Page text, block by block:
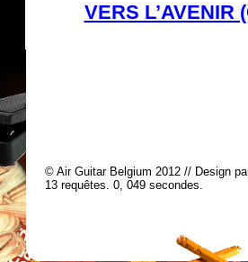
VERS L’AVENIR
© Air Guitar Belgium 2012 // Design
13 requêtes. 0, 049 secondes.